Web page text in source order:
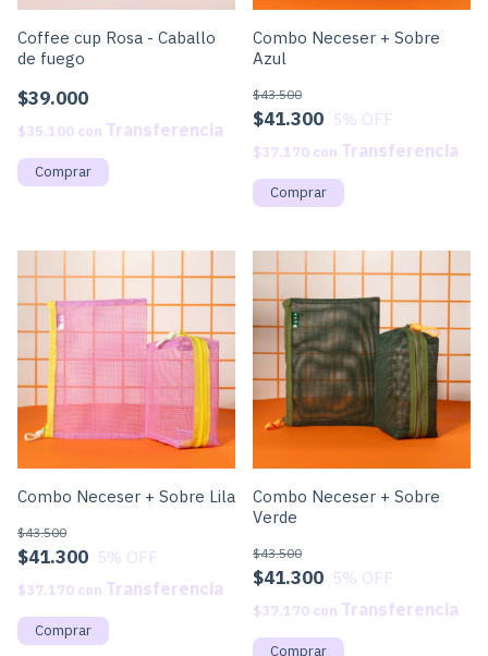
Coffee cup Rosa - Caballo
de fuego
$39.000
$35.100 con
Combo Neceser + Sobre
Azul
$41.300
$43.500
5% OFF
$37.170 con
Combo Neceser + Sobre Lila
$41.300
$43.500
5% OFF
$37.170 con
Combo Neceser + Sobre
Verde
$41.300
$43.500
5% OFF
$37.170 con